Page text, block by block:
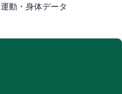
運動・身体データ